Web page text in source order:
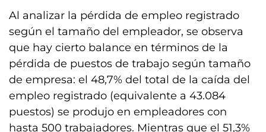
Al analizar la pérdida de empleo registrado
según el tamaño del empleador, se observa
que hay cierto balance en términos de la
pérdida de puestos de trabajo según tamaño
de empresa: el 48,7% del total de la caída del
empleo registrado (equivalente a 43.084
puestos) se produjo en empleadores con
hasta 500 trabajadores. Mientras que el 51,3%